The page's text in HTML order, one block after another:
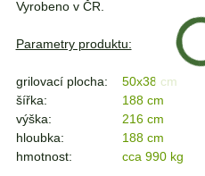
Vyrobeno v ČR.
Parametry produktu:
grilovací plocha:
50x38 cm
šířka:
188 cm
výška:
216 cm
hloubka:
188 cm
hmotnost:
cca 990 kg